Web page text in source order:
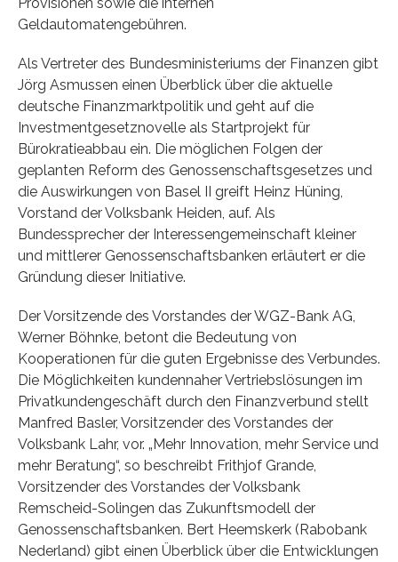
Geldautomatengebühren.
Als Vertreter des Bundesministeriums der Finanzen gibt
Jörg Asmussen einen Überblick über die aktuelle
deutsche Finanzmarktpolitik und geht auf die
Investmentgesetznovelle als Startprojekt für
Bürokratieabbau ein. Die möglichen Folgen der
geplanten Reform des Genossenschaftsgesetzes und
die Auswirkungen von Basel II greift Heinz Hüning,
Vorstand der Volksbank Heiden, auf. Als
Bundessprecher der Interessengemeinschaft kleiner
und mittlerer Genossenschaftsbanken erläutert er die
Gründung dieser Initiative.
Der Vorsitzende des Vorstandes der WGZ-Bank AG,
Werner Böhnke, betont die Bedeutung von
Kooperationen für die guten Ergebnisse des Verbundes.
Die Möglichkeiten kundennaher Vertriebslösungen im
Privatkundengeschäft durch den Finanzverbund stellt
Manfred Basler, Vorsitzender des Vorstandes der
Volksbank Lahr, vor. „Mehr Innovation, mehr Service und
mehr Beratung“, so beschreibt Frithjof Grande,
Vorsitzender des Vorstandes der Volksbank
Remscheid-Solingen das Zukunftsmodell der
Genossenschaftsbanken. Bert Heemskerk (Rabobank
Nederland) gibt einen Überblick über die Entwicklungen